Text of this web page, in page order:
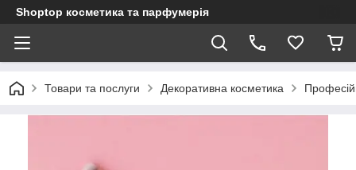
Shoptop косметика та парфумерія
Товари та послуги Декоративна косметика